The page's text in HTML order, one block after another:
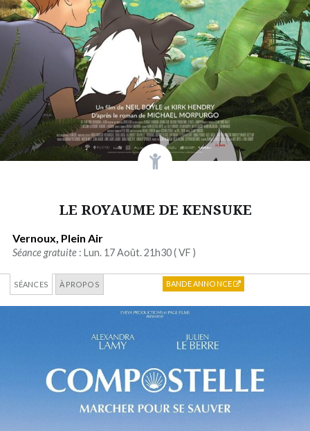
LE ROYAUME DE KENSUKE
Vernoux, Plein Air
Séance gratuite: Lun. 17 Août. 21h30 (VF )
SÉANCES À PROPOS BANDE ANNONCE